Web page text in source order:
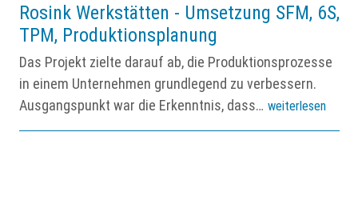
Rosink Werkstätten - Umsetzung SFM, 6S,
TPM, Produktionsplanung
Das Projekt zielte darauf ab, die Produktionsprozesse
in einem Unternehmen grundlegend zu verbessern.
Ausgangspunkt war die Erkenntnis, dass… weiterlesen